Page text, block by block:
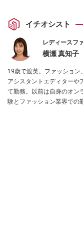
イチオシスト
レディースフ
横瀬 真知子
19歳で渡英。ファッショ
アシスタントエディターや
て勤務。以前は自身のオン
験とファッション業界での